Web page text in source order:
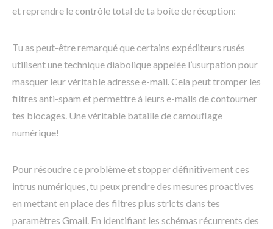
et reprendre le contrôle total de ta boîte de réception:
Tu as peut-être remarqué que certains expéditeurs rusés
utilisent une technique diabolique appelée l’usurpation pour
masquer leur véritable adresse e-mail. Cela peut tromper les
filtres anti-spam et permettre à leurs e-mails de contourner
tes blocages. Une véritable bataille de camouflage
numérique!
Pour résoudre ce problème et stopper définitivement ces
intrus numériques, tu peux prendre des mesures proactives
en mettant en place des filtres plus stricts dans tes
paramètres Gmail. En identifiant les schémas récurrents des